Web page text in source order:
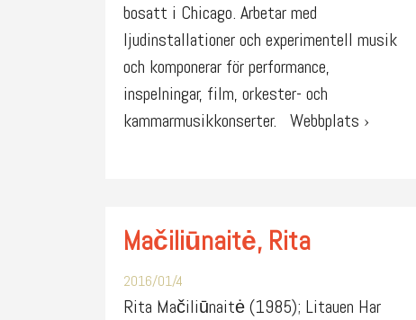
bosatt i Chicago. Arbetar med
ljudinstallationer och experimentell musik
och komponerar för performance,
inspelningar, film, orkester- och
kammarmusikkonserter. Webbplats ›
Mačiliūnaitė, Rita
2016/01/4
Rita Mačiliūnaitė (1985); Litauen Har